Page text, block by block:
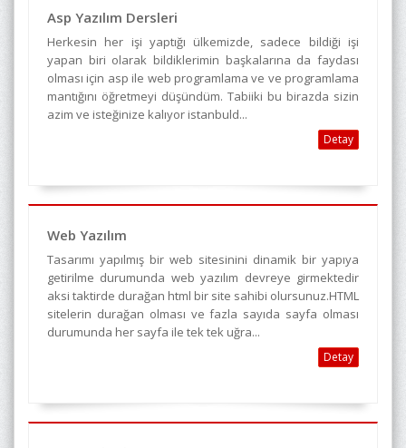
Asp Yazılım Dersleri
Herkesin her işi yaptığı ülkemizde, sadece bildiği işi
yapan biri olarak bildiklerimin başkalarına da faydası
olması için asp ile web programlama ve ve programlama
mantığını öğretmeyi düşündüm. Tabiiki bu birazda sizin
azim ve isteğinize kalıyor istanbuld...
Detay
Web Yazılım
Tasarımı yapılmış bir web sitesinini dinamik bir yapıya
getirilme durumunda web yazılım devreye girmektedir
aksi taktirde durağan html bir site sahibi olursunuz.HTML
sitelerin durağan olması ve fazla sayıda sayfa olması
durumunda her sayfa ile tek tek uğra...
Detay